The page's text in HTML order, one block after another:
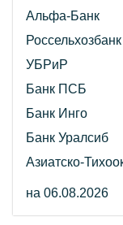
Альфа-Банк
Россельхозбанк
УБРиР
Банк ПСБ
Банк Инго
Банк Уралсиб
Азиатско-
на 06.08.2026